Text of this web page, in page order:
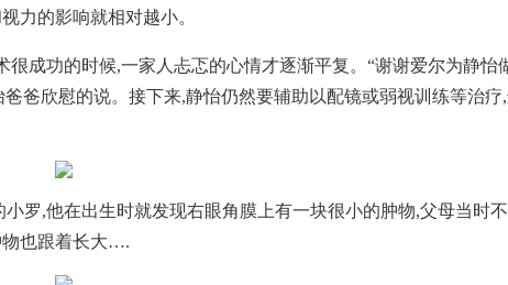
力的影响就相对越小。
成功的时候,一家人忐忑的心情才逐渐平复。“谢谢爱尔为静怡
爸欣慰的说。接下来,静怡仍然要辅助以配镜或弱视训练等治疗
罗,他在出生时就发现右眼角膜上有一块很小的肿物,父母当时
物也跟着长大….